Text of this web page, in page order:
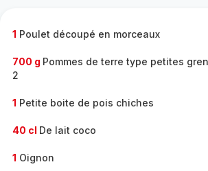
1 Poulet découpé en morceaux
700 g Pommes de terre type petites
2
1 Petite boite de pois chiches
40 cl De lait coco
1 Oignon